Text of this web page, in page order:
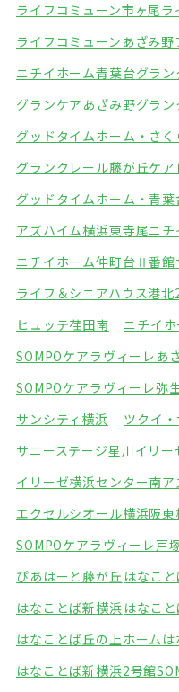
ライフコミューン市ヶ尾ラ
ライフコミューンあざみ野
ニチイホーム青葉台グラ
グランケアあざみ野グラ
グッドタイムホーム・さく
グランクレール藤が丘ケア
グッドタイムホーム・青葉
アズハイム横浜東寺尾ニ
ニチイホーム仲町台Ⅱ番館
ライフ＆シニアハウス港北
ヒュッテ荏田南
ニチイ
SOMPOケアラヴィーレあ
SOMPOケアラヴィーレ弥
サンシティ横浜
ツクイ
サニーステージ星川 イリー
イリーゼ横浜センター南ア
エクセルシオール横浜阪東
SOMPOケアラヴィーレ戸
ぴあはーと藤が丘 はなこ
はなことば新横浜 はなこ
はなことば丘の上ホーム
はなことば新横浜2号館